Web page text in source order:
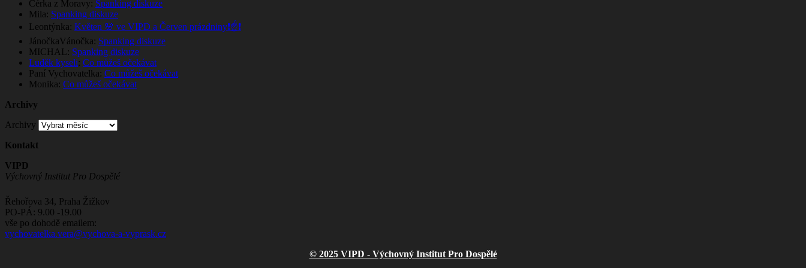
Cérka z Moravy: Spanking diskuze
Mila: Spanking diskuze
Leontýnka: Květen 🌸 ve VIPD a Červen prázdniny❗☝️❗
JánočkaVánočka: Spanking diskuze
MICHAL: Spanking diskuze
Luděk kyseli: Co můžeš očekávat
Paní Vychovatelka: Co můžeš očekávat
Monika: Co můžeš očekávat
Archivy
Archivy
Kontakt
VIPD
Výchovný Institut Pro Dospělé
Řehořova 34, Praha Žižkov
PO-PÁ: 9.00 -19.00
vše po dohodě emailem:
vychovatelka.vera@vychova-a-vyprask.cz
© 2025 VIPD - Výchovný Institut Pro Dospělé